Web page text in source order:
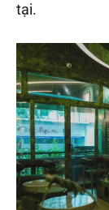
tại.